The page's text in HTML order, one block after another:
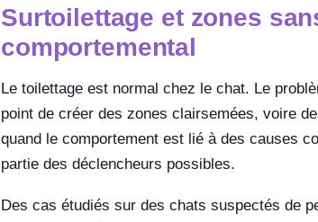
Surtoilettage et zones
comportemental
Le toilettage est normal chez le chat. Le
point de créer des zones clairsemées, voire
quand le comportement est lié à des causes
partie des déclencheurs possibles.
Des cas étudiés sur des chats suspectés de